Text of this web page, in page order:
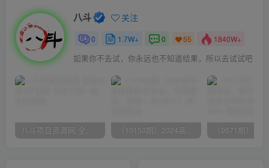
八斗 关注
0 1.7W+ 0 55 1840W+
如果你不去试，你永远也不知道结果，所以去试试吧
八斗项目资源网 全网正品VIP课程 无损下载~ （10150期）2024高考项目野路子玩法，无限裂变，最高一天1W＋！